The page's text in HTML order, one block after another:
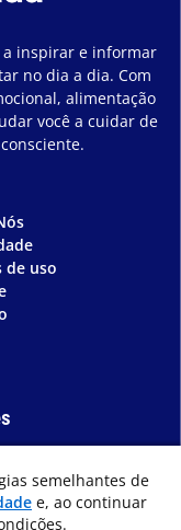
a inspirar e informar
no dia a dia. Com
alimentação
você a cuidar de
de uso
semelhantes de
e, ao continuar